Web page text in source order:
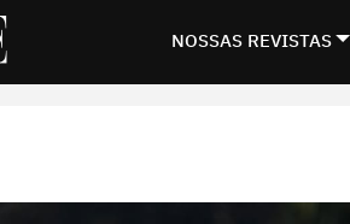
NOSSAS REVISTAS
a manicure perfeita